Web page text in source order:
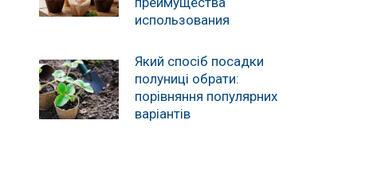
использования
Який спосіб посадки
полуниці обрати:
порівняння популярних
варіантів